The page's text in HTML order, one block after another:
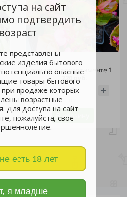
на сайт
подтвердить
возраст
представлены
изделия бытового
опасные
товары бытового
при продаже которых
возрастные
Для доступа на сайт
пожалуйста, свое
есть 18 лет
я младше
Гвоздика ампельная красная стакан 0,2л 1шт Бегония в ассортименте 1л 1шт
В корзину